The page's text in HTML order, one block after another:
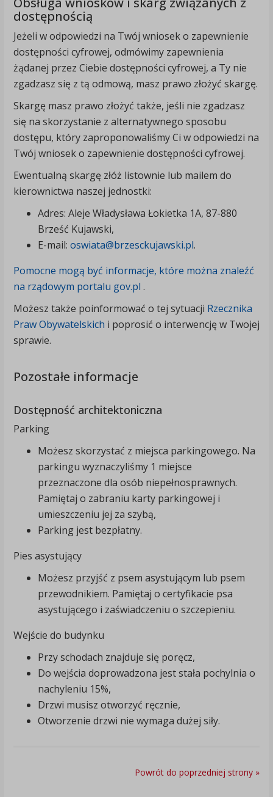
dostępnością
Jeżeli w odpowiedzi na Twój wniosek o zapewnienie
dostępności cyfrowej, odmówimy zapewnienia
żądanej przez Ciebie dostępności cyfrowej, a Ty nie
zgadzasz się z tą odmową, masz prawo złożyć skargę.
Skargę masz prawo złożyć także, jeśli nie zgadzasz
się na skorzystanie z alternatywnego sposobu
dostępu, który zaproponowaliśmy Ci w odpowiedzi na
Twój wniosek o zapewnienie dostępności cyfrowej.
Ewentualną skargę złóż listownie lub mailem do
kierownictwa naszej jednostki:
Adres: Aleje Władysława Łokietka 1A, 87-880
Brześć Kujawski,
E-mail: oswiata@brzesckujawski.pl.
Pomocne mogą być informacje, które można znaleźć
na rządowym portalu gov.pl .
Możesz także poinformować o tej sytuacji Rzecznika
Praw Obywatelskich i poprosić o interwencję w Twojej
sprawie.
Pozostałe informacje
Dostępność architektoniczna
Parking
Możesz skorzystać z miejsca parkingowego. Na
parkingu wyznaczyliśmy 1 miejsce
przeznaczone dla osób niepełnosprawnych.
Pamiętaj o zabraniu karty parkingowej i
umieszczeniu jej za szybą,
Parking jest bezpłatny.
Pies asystujący
Możesz przyjść z psem asystującym lub psem
przewodnikiem. Pamiętaj o certyfikacie psa
asystującego i zaświadczeniu o szczepieniu.
Wejście do budynku
Przy schodach znajduje się poręcz,
Do wejścia doprowadzona jest stała pochylnia o
nachyleniu 15%,
Drzwi musisz otworzyć ręcznie,
Otworzenie drzwi nie wymaga dużej siły.
Powrót do poprzedniej strony »